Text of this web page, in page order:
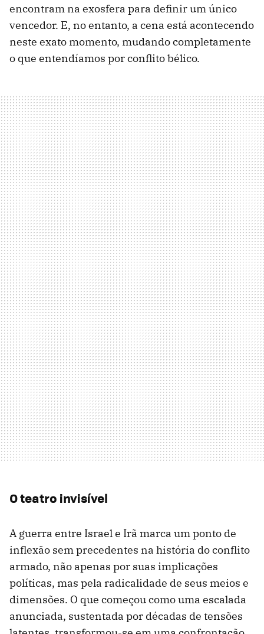
encontram na exosfera para definir um único
vencedor. E, no entanto, a cena está acontecendo
neste exato momento, mudando completamente
o que entendíamos por conflito bélico.
O teatro invisível
A guerra entre Israel e Irã marca um ponto de
inflexão sem precedentes na história do conflito
armado, não apenas por suas implicações
políticas, mas pela radicalidade de seus meios e
dimensões. O que começou como uma escalada
anunciada, sustentada por décadas de tensões